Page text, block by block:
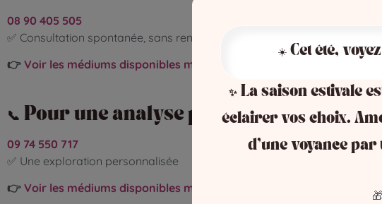
08 90 405 505
✅ Consultation spontanée, sans rendez-vous
👉 Voir les médiums disponibles maintenant
📞 Pour une analyse plus profonde
09 74 550 717
✅ Une exploration personnalisée
👉 Voir les médiums disponibles maintenant
☀️ Cet été,
✨ La saison estivale
éclairer vos choix.
d’une voyance
🎁